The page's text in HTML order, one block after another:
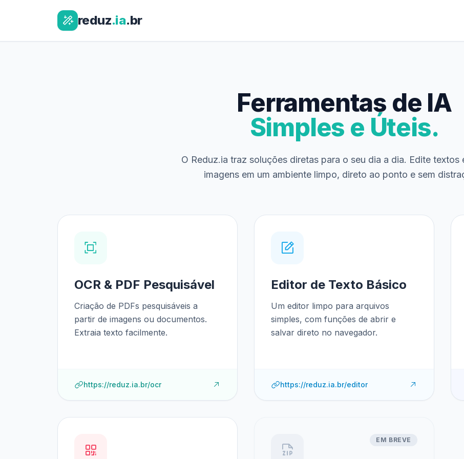
reduz.ia.br
Ferramentas de IA
Simples e Úteis.
O Reduz.ia traz soluções diretas para o seu dia a dia. Edite textos
imagens em um ambiente limpo, direto ao ponto e sem
OCR & PDF Pesquisável
Criação de PDFs pesquisáveis a
partir de imagens ou documentos.
Extraia texto facilmente.
https://reduz.ia.br/ocr
Editor de Texto Básico
Um editor limpo para arquivos
simples, com funções de abrir e
salvar direto no navegador.
https://reduz.ia.br/editor
EM BREVE